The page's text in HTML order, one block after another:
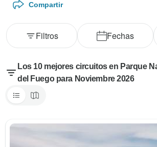
Compartir
Fechas
Filtros
Los 10 mejores circuitos en Parque
del Fuego para Noviembre 2026